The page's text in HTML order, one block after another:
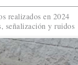
realizados en 2024
señalización y ruidos